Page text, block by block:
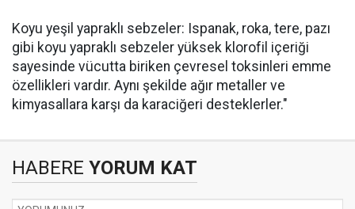
Koyu yeşil yapraklı sebzeler: Ispanak, roka, tere, pazı
gibi koyu yapraklı sebzeler yüksek klorofil içeriği
sayesinde vücutta biriken çevresel toksinleri emme
özellikleri vardır. Aynı şekilde ağır metaller ve
kimyasallara karşı da karaciğeri desteklerler."
HABERE YORUM KAT